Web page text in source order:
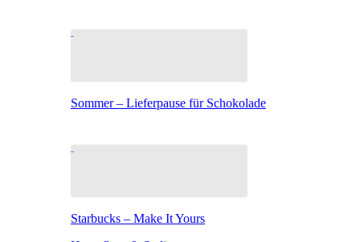
Sommer – Lieferpause für Schokolade
Starbucks – Make It Yours